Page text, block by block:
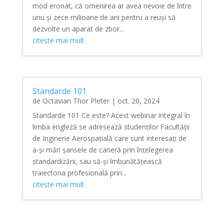
mod eronat, că omenirea ar avea nevoie de între
unu și zece milioane de ani pentru a reuși să
dezvolte un aparat de zbor...
citește mai mult
Standarde 101
de Octavian Thor Pleter| oct. 20, 2024
Standarde 101 Ce este? Acest webinar integral în
limba engleză se adresează studenților Facultății
de Inginerie Aerospațială care sunt interesați de
a-și mări șansele de carieră prin înțelegerea
standardizării, sau să-și îmbunătățească
traiectoria profesională prin...
citește mai mult